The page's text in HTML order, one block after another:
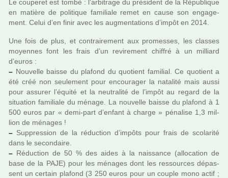
Le cou­pe­ret est tombé : l’arbi­trage du pré­si­dent de la République
en matière de poli­ti­que fami­liale remet en cause son enga­ge­
ment. Celui d’en finir avec les aug­men­ta­tions d’impôt en 2014.
Une fois de plus, et contrai­re­ment aux pro­mes­ses, les clas­ses
moyen­nes font les frais d’un revi­re­ment chif­fré à un mil­liard
d’euros :
– Nouvelle baisse du pla­fond du quo­tient fami­lial. Ce quo­tient a
été créé non seu­le­ment pour encou­ra­ger la nata­lité mais aussi
pour assu­rer l’équité et la neu­tra­lité de l’impôt au regard de la
situa­tion fami­liale du ménage. La nou­velle baisse du pla­fond à 1
500 euros par « demi-part d’enfant à charge » péna­lise 1,3 mil­
lion de ména­ges !
– Suppression de la réduc­tion d’impôts pour frais de sco­la­rité
dans le secondaire.
– Réduction de 50 % des aides à la nais­sance (allo­ca­tion de
base de la PAJE) pour les ména­ges dont les res­sour­ces dépas­
sent un cer­tain pla­fond (3 250 euros pour un couple mono actif ;